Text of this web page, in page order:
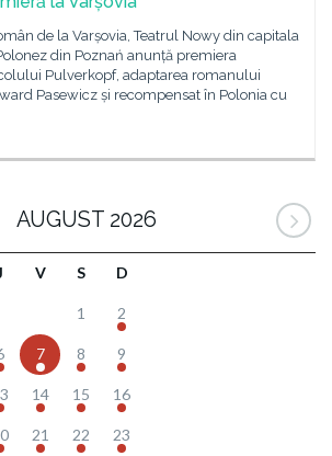
de la Varșovia, Teatrul Nowy din capitala
din Poznań anunță premiera
Pulverkopf, adaptarea romanului
Pasewicz și recompensat în Polonia cu
AUGUST 2026
V S D
1 2
7 8 9
14 15 16
21 22 23